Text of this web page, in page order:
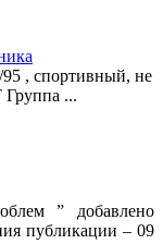
, спортивный, не
...
” добавлено
публикации – 09